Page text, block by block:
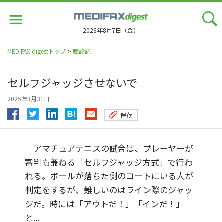
2026年8月7日（金）
MEDIFAX digestトップ > 聴診記
セルフジャッジさせないで
2025年3月31日
保存
アマチュアテニスの試合は、プレーヤーが
審判も兼ねる「セルフジャッジ方式」で行わ
れる。ボールが落ちた側のコートにいる人が
判定をするが、難しいのはライン際のジャッ
ジだ。時には「アウトだ！」「インだ！」
と...